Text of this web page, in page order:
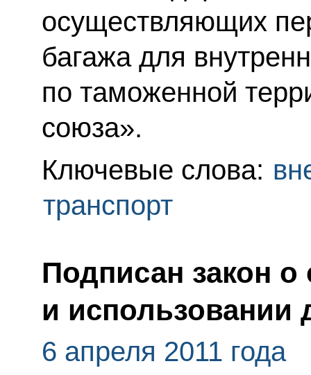
осуществляющих
багажа для
по таможенной
союза».
Ключевые слова:
транспорт
Подписан закон о
и
6 апреля 2011 года